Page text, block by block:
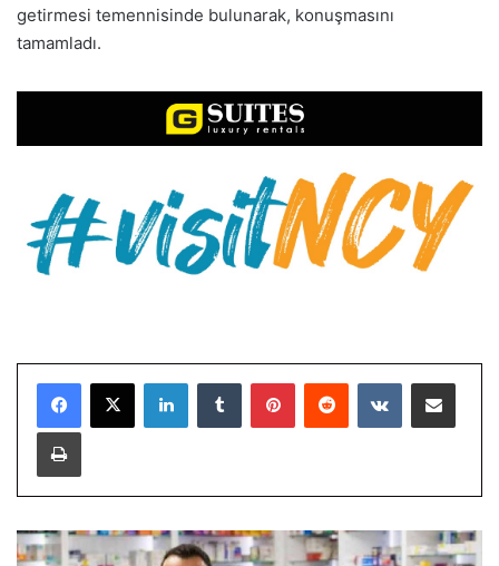
getirmesi temennisinde bulunarak, konuşmasını
tamamladı.
LinkedInTumblr PinterestReddit VKontakteE-Posta ile paylaş
Yazdır